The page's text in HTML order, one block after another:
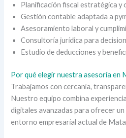
Planificación fiscal estratégica y
Gestión contable adaptada a
Asesoramiento laboral y
Consultoría jurídica para
Estudio de deducciones y
Por qué elegir nuestra asesoría en
Trabajamos con cercanía,
Nuestro equipo combina
digitales avanzadas para ofrecer
entorno empresarial actual de